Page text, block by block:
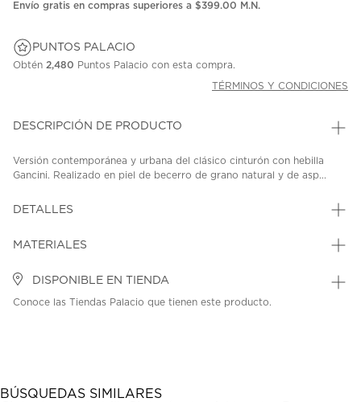
Envío gratis en compras superiores a $399.00 M.N.
PUNTOS PALACIO
Obtén 2,480 Puntos Palacio con esta compra.
TÉRMINOS Y CONDICIONES
DESCRIPCIÓN DE PRODUCTO
Versión contemporánea y urbana del clásico cinturón con hebilla
Gancini. Realizado en piel de becerro de grano natural y de asp...
DETALLES
MATERIALES
DISPONIBLE EN TIENDA
Conoce las Tiendas Palacio que tienen este producto.
BÚSQUEDAS SIMILARES